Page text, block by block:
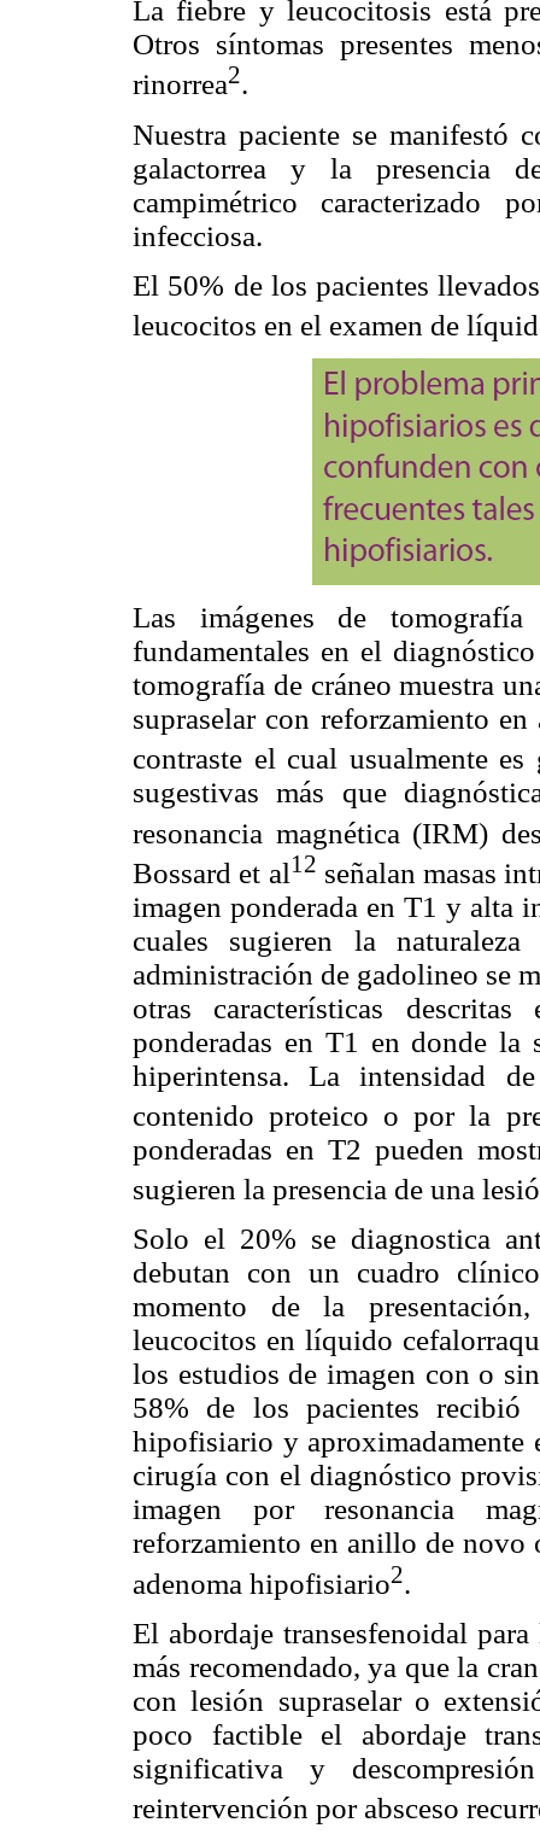
La fiebre y leucocitosis está
Otros síntomas presentes
rinorrea2.
Nuestra paciente se manifestó
galactorrea y la presencia
campimétrico caracterizado
infecciosa.
El 50% de los pacientes
leucocitos en el examen de
Las imágenes de
fundamentales en el
tomografía de cráneo muestra
supraselar con reforzamiento
contraste el cual usualmente es
sugestivas más que
resonancia magnética (IRM)
Bossard et al12 señalan masas
imagen ponderada en T1 y alta
cuales sugieren la
administración de gadolineo se
otras características
ponderadas en T1 en donde la
hiperintensa. La intensidad
contenido proteico o por la
ponderadas en T2 pueden
sugieren la presencia de una
Solo el 20% se diagnostica
debutan con un cuadro
momento de la
leucocitos en líquido
los estudios de imagen con o
58% de los pacientes recibió
hipofisiario y aproximadamente
cirugía con el diagnóstico
imagen por resonancia
reforzamiento en anillo de novo
adenoma hipofisiario2.
El abordaje transesfenoidal
más recomendado, ya que la
con lesión supraselar o
poco factible el abordaje
significativa y
reintervención por absceso